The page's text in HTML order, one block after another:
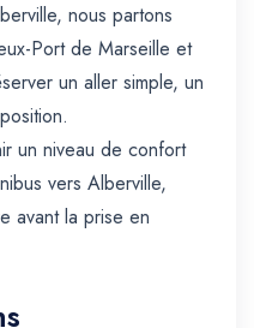
nous partons
Port de Marseille et
un aller simple, un
un niveau de confort
vers Alberville,
avant la prise en